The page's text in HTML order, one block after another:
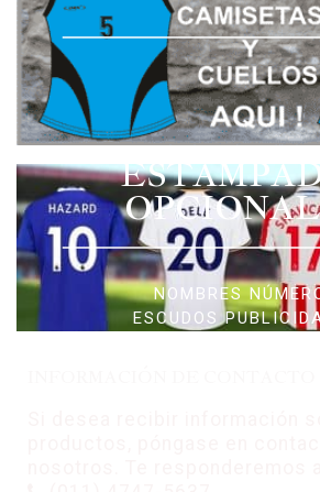
NOMBRES
ESCUDOS